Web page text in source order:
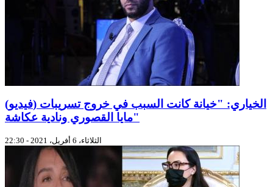
(فيديو) الخياري: "خيانة كانت السبب في خروج تسريبات
مايا القصوري ونادية عكاشة"
الثلاثاء، 6 أفريل، 2021 - 22:30